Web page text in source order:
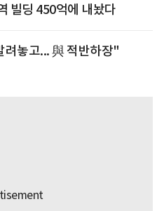
빌딩 450억에 내놨다
려놓고... 與 적반하장"